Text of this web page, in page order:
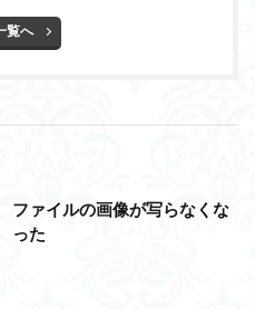
覧へ
ファイルの画像が写らなくな
った